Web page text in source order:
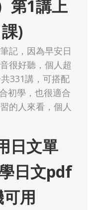
第1講上
)
記，因為早安日
很好聽，個人超
331講，可搭配
初學，也很適合
的人來看，個人
日文單
日文pdf
用